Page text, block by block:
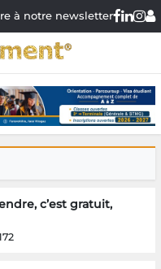
à notre newsletter
c’est gratuit,